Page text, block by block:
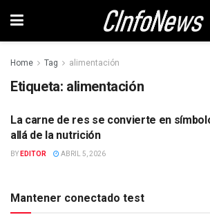
Home Tag alimentación
Etiqueta: alimentación
SOCIEDAD
La carne de res se convierte en
allá de la nutrición
BY EDITOR ABRIL 5, 2026
Mantener conectado test